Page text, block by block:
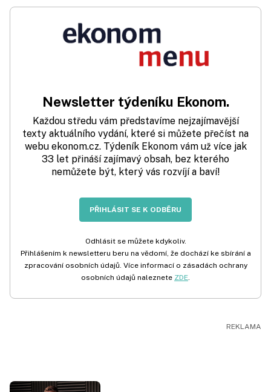
Newsletter týdeníku Ekonom.
Každou středu vám představíme nejzajímavější
texty aktuálního vydání, které si můžete přečíst na
webu ekonom.cz. Týdeník Ekonom vám už více jak
33 let přináší zajímavý obsah, bez kterého
nemůžete být, který vás rozvíjí a baví!
PŘIHLÁSIT SE K ODBĚRU
Odhlásit se můžete kdykoliv.
Přihlášením k newsletteru beru na vědomí, že dochází ke sbírání a
zpracování osobních údajů. Více informací o zásadách ochrany
osobních údajů naleznete ZDE.